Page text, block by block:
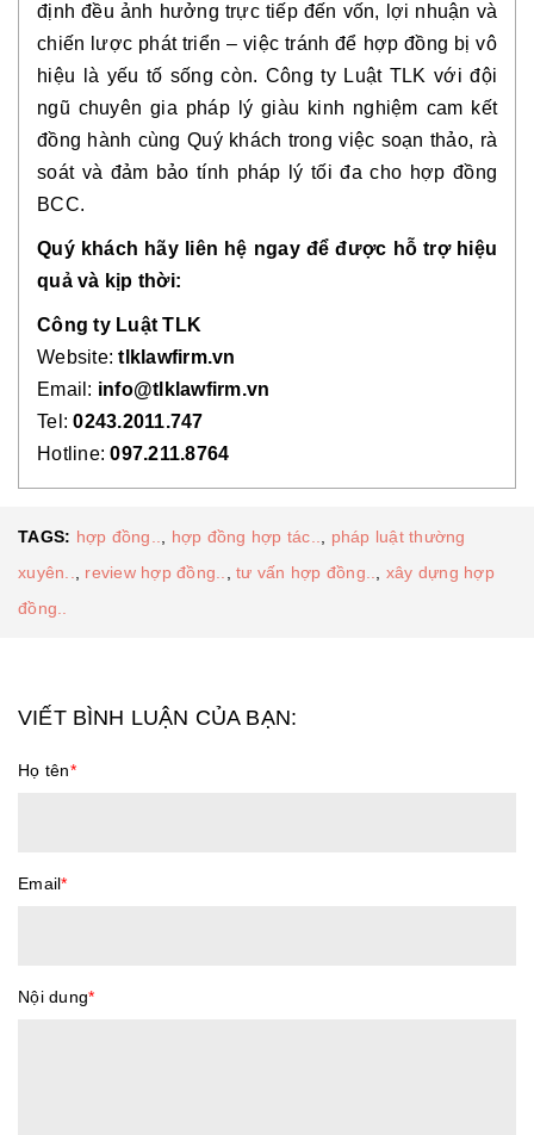
định đều ảnh hưởng trực tiếp đến vốn, lợi nhuận và
chiến lược phát triển – việc tránh để hợp đồng bị vô
hiệu là yếu tố sống còn. Công ty Luật TLK với đội
ngũ chuyên gia pháp lý giàu kinh nghiệm cam kết
đồng hành cùng Quý khách trong việc soạn thảo, rà
soát và đảm bảo tính pháp lý tối đa cho hợp đồng
BCC.
Quý khách hãy liên hệ ngay để được hỗ trợ hiệu
quả và kịp thời:
Công ty Luật TLK
Website:tlklawfirm.vn
Email: info@tlklawfirm.vn
Tel:0243.2011.747
Hotline:097.211.8764
TAGS: hợp đồng.., hợp đồng hợp tác.., pháp luật thường
xuyên.., review hợp đồng.., tư vấn hợp đồng.., xây dựng hợp
đồng..
VIẾT BÌNH LUẬN CỦA BẠN:
Họ tên*
Email*
Nội dung*